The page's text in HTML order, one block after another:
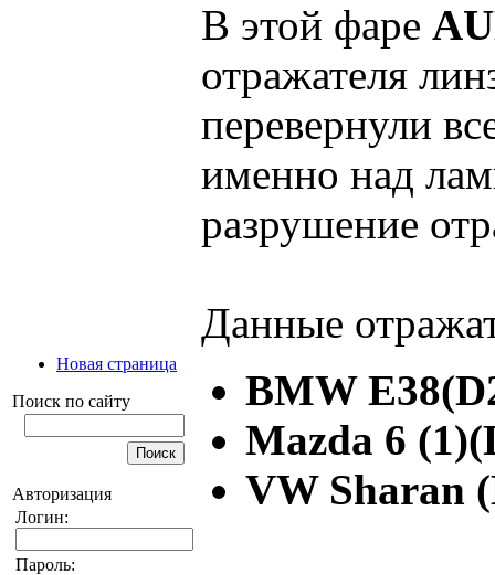
Новая страница
Поиск по сайту
Авторизация
Логин:
Пароль:
В этой фаре
отражателя
перевернули
именно над
разрушение
Данные
BMW
Mazda 6
VW Sharan